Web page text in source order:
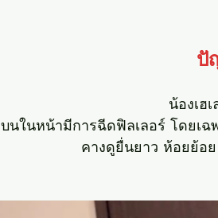
ปั
น้องเฮ
บนในหน้ามีการฉีดฟิลเลอร์ โดยเ
คางดูยื่นยาว ห้อยย้อ